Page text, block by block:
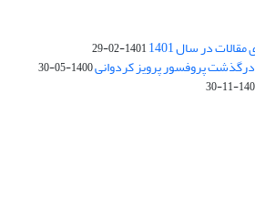
در سال 1401 1401-02-29
پروفسور پرویز کردوانی1400-05-30
1404-